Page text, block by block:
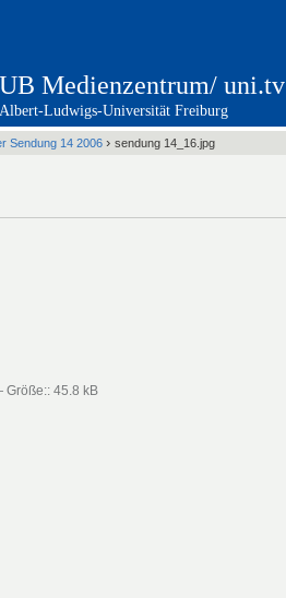
UB Medienzentrum/ uni.tv
Albert-Ludwigs-Universität Freiburg
Sendung 14 2006 › sendung 14_16.jpg
Größe:: 45.8 kB